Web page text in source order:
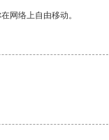
网络上自由移动。